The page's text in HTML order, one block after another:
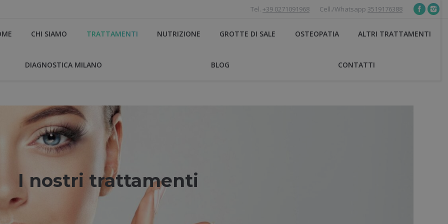
Tel. +39 0271091968 Cell./Whatsapp 3519176388
CHI SIAMO TRATTAMENTI NUTRIZIONE GROTTE DI SALE OSTEOPATIA ALTRI TRATTAMENTI
DIAGNOSTICA MILANO BLOG CONTATTI
I nostri trattamenti